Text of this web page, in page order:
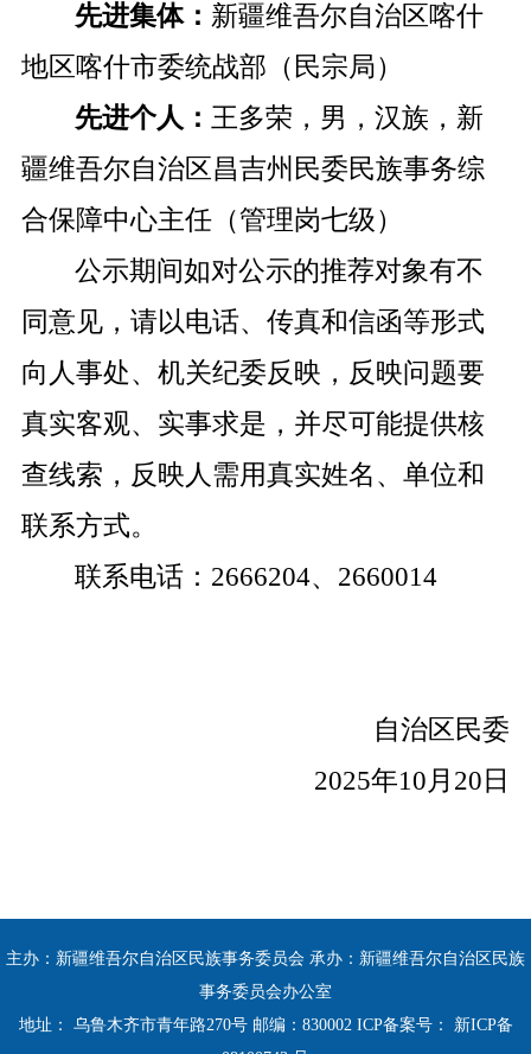
先进集体： 新疆维吾尔自治区喀什
地区喀什市委统战部（民宗局）
先进个人： 王多荣，男，汉族，新
疆维吾尔自治区昌吉州民委民族事务综
合保障中心主任（管理岗七级）
公示期间如对公示的推荐对象有不
同意见，请以电话、传真和信函等形式
向人事处、机关纪委反映，反映问题要
真实客观、实事求是，并尽可能提供核
查线索，反映人需用真实姓名、单位和
联系方式。
联系电话： 2666204、 2660014
自治区民委
2025年10 月 20 日
主办：新疆维吾尔自治区民族事务委员会 承办：新疆维吾尔自治区民族
事务委员会办公室
地址： 乌鲁木齐市青年路270号 邮编：830002 ICP备案号： 新ICP备